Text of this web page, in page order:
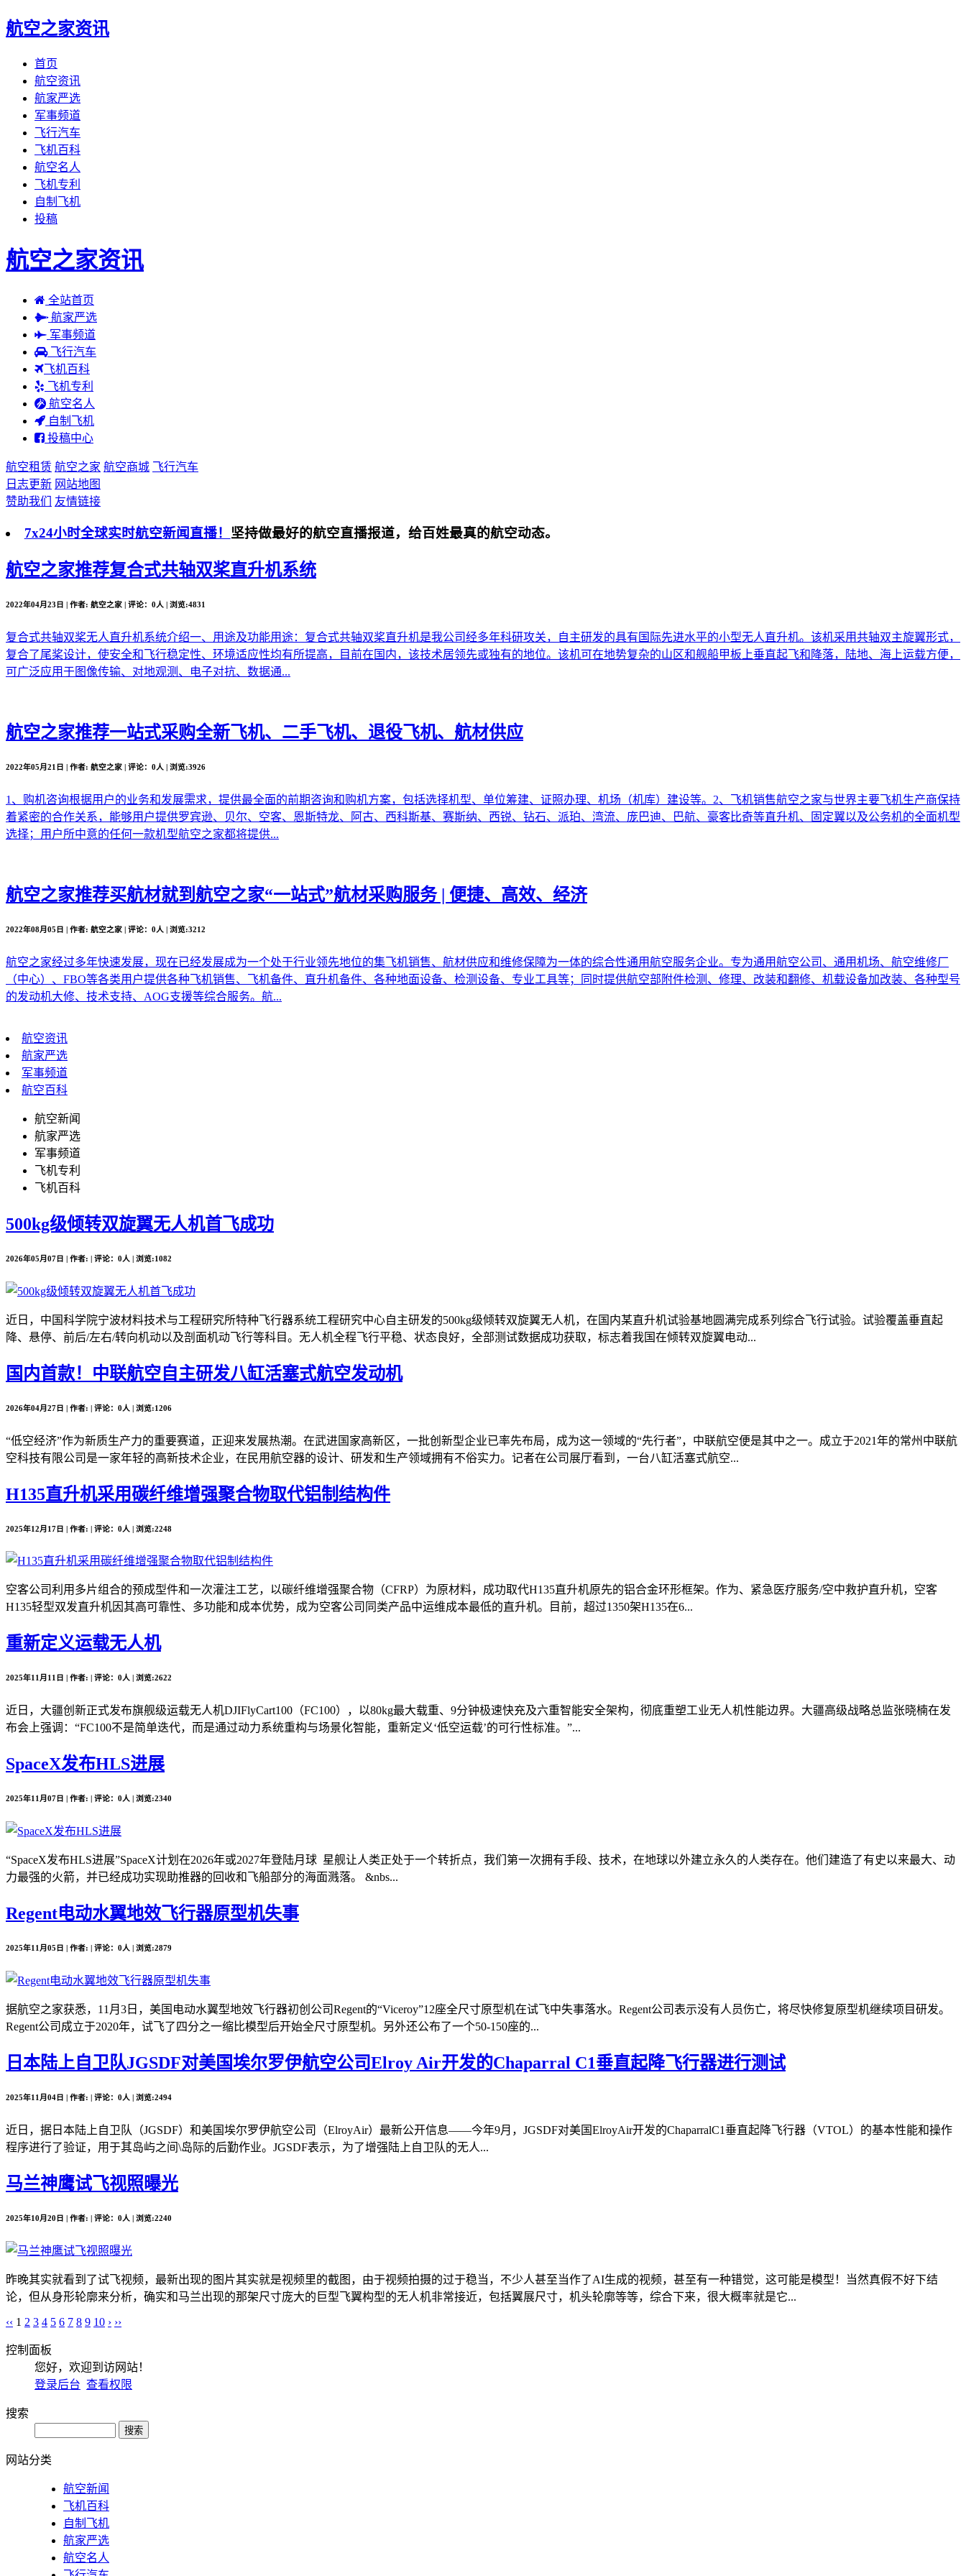
航空之家资讯
首页
航空资讯
航家严选
军事频道
飞行汽车
飞机百科
航空名人
飞机专利
自制飞机
投稿
航空之家资讯
全站首页
航家严选
军事频道
飞行汽车
飞机百科
飞机专利
航空名人
自制飞机
投稿中心
航空租赁 航空之家 航空商城 飞行汽车
日志更新 网站地图
赞助我们
友情链接
7x24小时全球实时航空新闻直播！ 坚持做最好的航空直播报道，给百姓最真的航空动态。
航空之家推荐复合式共轴双桨直升机系统
2022年04月23日 | 作者: 航空之家 | 评论：0人 | 浏览:4831
复合式共轴双桨无人直升机系统介绍一、用途及功能用途：复合式共轴双桨直升机是我公司经多年科研攻关，自主研发的具有国际先进水平的小型无人直升机。该机采用共轴双主旋翼形式，
复合了尾桨设计，使安全和飞行稳定性、环境适应性均有所提高，目前在国内，该技术居领先或独有的地位。该机可在地势复杂的山区和舰船甲板上垂直起飞和降落，陆地、海上运载方便，
可广泛应用于图像传输、对地观测、电子对抗、数据通...
航空之家推荐一站式采购全新飞机、二手飞机、退役飞机、航材供应
2022年05月21日 | 作者: 航空之家 | 评论：0人 | 浏览:3926
1、购机咨询根据用户的业务和发展需求，提供最全面的前期咨询和购机方案，包括选择机型、单位筹建、证照办理、机场（机库）建设等。2、飞机销售航空之家与世界主要飞机生产商保持
着紧密的合作关系，能够用户提供罗宾逊、贝尔、空客、恩斯特龙、阿古、西科斯基、赛斯纳、西锐、钻石、派珀、湾流、庞巴迪、巴航、豪客比奇等直升机、固定翼以及公务机的全面机型
选择；用户所中意的任何一款机型航空之家都将提供...
航空之家推荐买航材就到航空之家“一站式”航材采购服务 | 便捷、高效、经济
2022年08月05日 | 作者: 航空之家 | 评论：0人 | 浏览:3212
航空之家经过多年快速发展，现在已经发展成为一个处于行业领先地位的集飞机销售、航材供应和维修保障为一体的综合性通用航空服务企业。专为通用航空公司、通用机场、航空维修厂
（中心）、FBO等各类用户提供各种飞机销售、飞机备件、直升机备件、各种地面设备、检测设备、专业工具等；同时提供航空部附件检测、修理、改装和翻修、机载设备加改装、各种型号
的发动机大修、技术支持、AOG支援等综合服务。航...
航空资讯
航家严选
军事频道
航空百科
航空新闻
航家严选
军事频道
飞机专利
飞机百科
500kg级倾转双旋翼无人机首飞成功
2026年05月07日 | 作者: | 评论：0人 | 浏览:1082
近日，中国科学院宁波材料技术与工程研究所特种飞行器系统工程研究中心自主研发的500kg级倾转双旋翼无人机，在国内某直升机试验基地圆满完成系列综合飞行试验。试验覆盖垂直起
降、悬停、前后/左右/转向机动以及剖面机动飞行等科目。无人机全程飞行平稳、状态良好，全部测试数据成功获取，标志着我国在倾转双旋翼电动...
国内首款！中联航空自主研发八缸活塞式航空发动机
2026年04月27日 | 作者: | 评论：0人 | 浏览:1206
“低空经济”作为新质生产力的重要赛道，正迎来发展热潮。在武进国家高新区，一批创新型企业已率先布局，成为这一领域的“先行者”，中联航空便是其中之一。成立于2021年的常州中联航
空科技有限公司是一家年轻的高新技术企业，在民用航空器的设计、研发和生产领域拥有不俗实力。记者在公司展厅看到，一台八缸活塞式航空...
H135直升机采用碳纤维增强聚合物取代铝制结构件
2025年12月17日 | 作者: | 评论：0人 | 浏览:2248
空客公司利用多片组合的预成型件和一次灌注工艺，以碳纤维增强聚合物（CFRP）为原材料，成功取代H135直升机原先的铝合金环形框架。作为、紧急医疗服务/空中救护直升机，空客
H135轻型双发直升机因其高可靠性、多功能和成本优势，成为空客公司同类产品中运维成本最低的直升机。目前，超过1350架H135在6...
重新定义运载无人机
2025年11月11日 | 作者: | 评论：0人 | 浏览:2622
近日，大疆创新正式发布旗舰级运载无人机DJIFlyCart100（FC100），以80kg最大载重、9分钟极速快充及六重智能安全架构，彻底重塑工业无人机性能边界。大疆高级战略总监张晓楠在发
布会上强调：“FC100不是简单迭代，而是通过动力系统重构与场景化智能，重新定义‘低空运载’的可行性标准。”...
SpaceX发布HLS进展
2025年11月07日 | 作者: | 评论：0人 | 浏览:2340
“SpaceX发布HLS进展”SpaceX计划在2026年或2027年登陆月球 星舰让人类正处于一个转折点，我们第一次拥有手段、技术，在地球以外建立永久的人类存在。他们建造了有史以来最大、动
力最强的火箭，并已经成功实现助推器的回收和飞船部分的海面溅落。 &nbs...
Regent电动水翼地效飞行器原型机失事
2025年11月05日 | 作者: | 评论：0人 | 浏览:2879
据航空之家获悉，11月3日，美国电动水翼型地效飞行器初创公司Regent的“Viceroy”12座全尺寸原型机在试飞中失事落水。Regent公司表示没有人员伤亡，将尽快修复原型机继续项目研发。
Regent公司成立于2020年，试飞了四分之一缩比模型后开始全尺寸原型机。另外还公布了一个50-150座的...
日本陆上自卫队JGSDF对美国埃尔罗伊航空公司Elroy Air开发的Chaparral C1垂直起降飞行器进行测试
2025年11月04日 | 作者: | 评论：0人 | 浏览:2494
近日，据日本陆上自卫队（JGSDF）和美国埃尔罗伊航空公司（ElroyAir）最新公开信息——今年9月，JGSDF对美国ElroyAir开发的ChaparralC1垂直起降飞行器（VTOL）的基本性能和操作
程序进行了验证，用于其岛屿之间\岛际的后勤作业。JGSDF表示，为了增强陆上自卫队的无人...
马兰神鹰试飞视照曝光
2025年10月20日 | 作者: | 评论：0人 | 浏览:2240
昨晚其实就看到了试飞视频，最新出现的图片其实就是视频里的截图，由于视频拍摄的过于稳当，不少人甚至当作了AI生成的视频，甚至有一种错觉，这可能是模型！当然真假不好下结
论，但从身形轮廓来分析，确实和马兰出现的那架尺寸庞大的巨型飞翼构型的无人机非常接近，包括翼展尺寸，机头轮廓等等，综合下来，很大概率就是它...
‹‹ 1 2 3 4 5 6 7 8 9 10 › ››
控制面板
您好，欢迎到访网站！
登录后台 查看权限
搜索
网站分类
航空新闻
飞机百科
自制飞机
航家严选
航空名人